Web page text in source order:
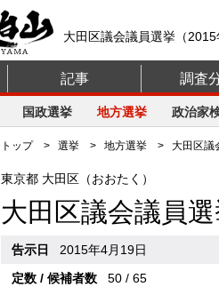
大田区議会議員選挙（
記事 調査
国政選挙 地方選挙 政治家
トップ> 選挙 > 地方選挙 > 大田区議
東京都 大田区（おおたく）
大田区議会議員
告示日 2015年4月19日
定数 / 候補者数
50 / 65